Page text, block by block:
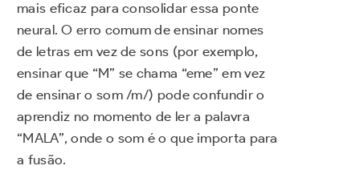
mais eficaz para consolidar essa ponte
neural. O erro comum de ensinar nomes
de letras em vez de sons (por exemplo,
ensinar que “M” se chama “eme” em vez
de ensinar o som /m/) pode confundir o
aprendiz no momento de ler a palavra
“MALA”, onde o som é o que importa para
a fusão.